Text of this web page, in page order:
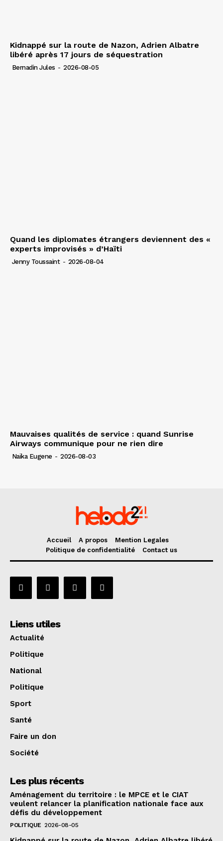
Kidnappé sur la route de Nazon, Adrien Albatre
libéré après 17 jours de séquestration
Bernadin Jules - 2026-08-05
Quand les diplomates étrangers deviennent des «
experts improvisés » d’Haïti
Jenny Toussaint - 2026-08-04
Mauvaises qualités de service : quand Sunrise
Airways communique pour ne rien dire
Naïka Eugene - 2026-08-03
Accueil A propos
Mention Legales
Politique de confidentialité
Contact us
Liens utiles
Actualité
Politique
National
Politique
Sport
Santé
Faire un don
Société
Les plus récents
Aménagement du territoire : le MPCE et le CIAT
veulent relancer la planification nationale face aux
défis du développement
POLITIQUE 2026-08-05